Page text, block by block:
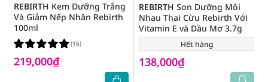
REBIRTH Kem Dưỡng Trắng
Và Giảm Nếp Nhăn Rebirth
100ml
219,000₫
(16) Hết hàng
REBIRTH Son Dưỡng Môi
Nhau Thai Cừu Rebirth Với
Vitamin E và Dầu Mơ 3.7g
138,000₫
(19)